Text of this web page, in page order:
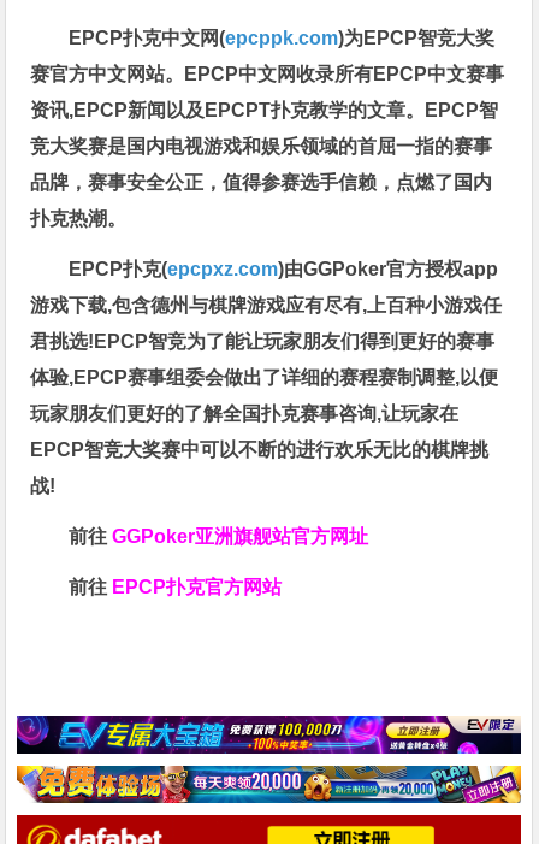
EPCP扑克中文网(epcppk.com)为EPCP智竞大奖
赛官方中文网站。EPCP中文网收录所有EPCP中文赛事
资讯,EPCP新闻以及EPCPT扑克教学的文章。EPCP智
竞大奖赛是国内电视游戏和娱乐领域的首屈一指的赛事
品牌，赛事安全公正，值得参赛选手信赖，点燃了国内
扑克热潮。
EPCP扑克(epcpxz.com)由GGPoker官方授权app
游戏下载,包含德州与棋牌游戏应有尽有,上百种小游戏任
君挑选!EPCP智竞为了能让玩家朋友们得到更好的赛事
体验,EPCP赛事组委会做出了详细的赛程赛制调整,以便
玩家朋友们更好的了解全国扑克赛事咨询,让玩家在
EPCP智竞大奖赛中可以不断的进行欢乐无比的棋牌挑
战!
前往GGPoker亚洲旗舰站官方网址
前往 EPCP扑克官方网站